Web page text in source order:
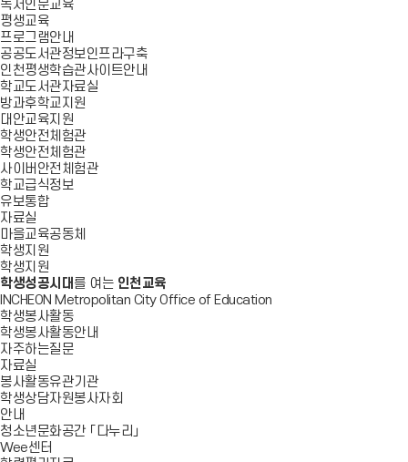
독서인문교육
평생교육
프로그램안내
공공도서관정보인프라구축
인천평생학습관사이트안내
학교도서관자료실
방과후학교지원
대안교육지원
학생안전체험관
학생안전체험관
사이버안전체험관
학교급식정보
유보통합
자료실
마을교육공동체
학생지원
학생지원
학생성공시대 를 여는 인천교육
INCHEON Metropolitan City Office of Education
학생봉사활동
학생봉사활동안내
자주하는질문
자료실
봉사활동유관기관
학생상담자원봉사자회
안내
청소년문화공간 「다누리」
Wee센터